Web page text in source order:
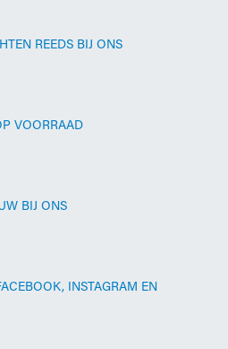
REEDS BIJ ONS
VOORRAAD
BIJ ONS
INSTAGRAM EN